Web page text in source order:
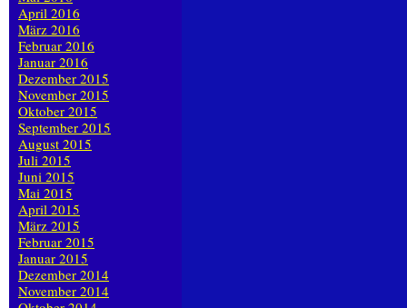
April 2016
März 2016
Februar 2016
Januar 2016
Dezember 2015
November 2015
Oktober 2015
September 2015
August 2015
Juli 2015
Juni 2015
Mai 2015
April 2015
März 2015
Februar 2015
Januar 2015
Dezember 2014
November 2014